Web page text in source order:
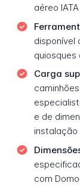
aéreo IATA
disponível
quiosques
Carga
e de
instalação
com